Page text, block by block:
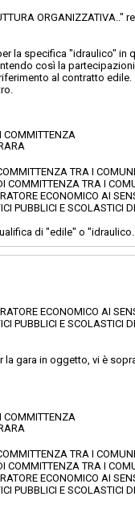
la specifica "idraulico" in
così la
al contratto edile.
COMMITTENZA
TRA I
TRA I
ECONOMICO AI
PUBBLICI E SCOLASTICI
di "edile" o "idraulico.
ECONOMICO AI
PUBBLICI E SCOLASTICI
la gara in oggetto, vi è
COMMITTENZA
TRA I
TRA I
ECONOMICO AI
PUBBLICI E SCOLASTICI